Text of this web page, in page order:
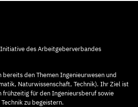
des Arbeitgeberverbandes
den Themen Ingenieurwesen und
Naturwissenschaft, Technik). Ihr Ziel ist
frühzeitig für den Ingenieursberuf sowie
zu begeistern.